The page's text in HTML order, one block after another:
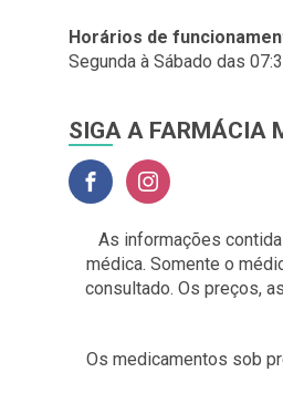
Horários de
Segunda à Sábado das
SIGA A FARMÁCIA
As informações
médica. Somente o
consultado. Os preços,
Os medicamentos sob